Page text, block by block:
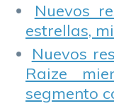
Nuevos
estrellas,
Nuevos
Raize
segmento